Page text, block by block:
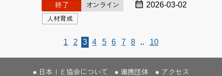
終了 オンライン 2026-03-02
人材育成
1 2 3 4 5 6 7 8 .. 10
日本ＩＥ協会について 連携団体 アクセス